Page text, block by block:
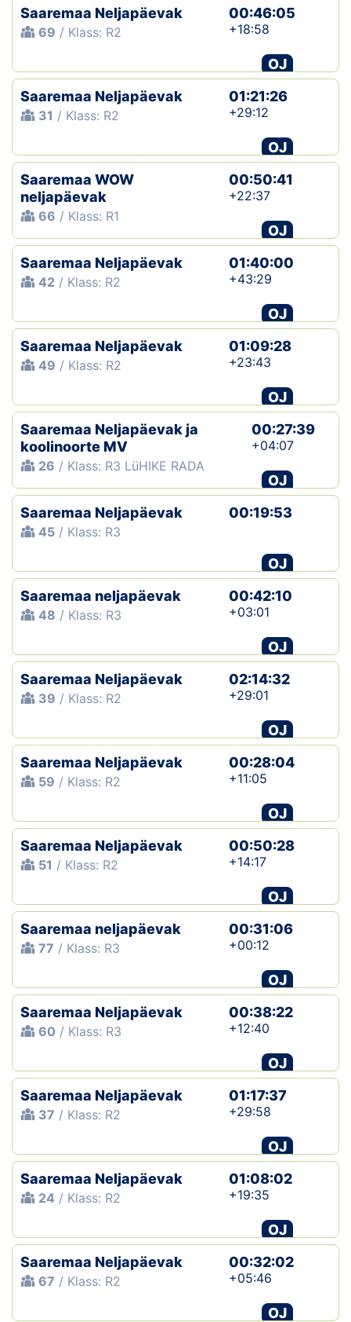
Saaremaa Neljapäevak
69 / Klass: R2
00:46:05
+18:58
OJ
Saaremaa Neljapäevak
31 / Klass: R2
01:21:26
+29:12
OJ
Saaremaa WOW
neljapäevak
66 / Klass: R1
00:50:41
+22:37
OJ
Saaremaa Neljapäevak
42 / Klass: R2
01:40:00
+43:29
OJ
Saaremaa Neljapäevak
49 / Klass: R2
01:09:28
+23:43
OJ
Saaremaa Neljapäevak ja
koolinoorte MV
26 / Klass: R3 LüHIKE RADA
00:27:39
+04:07
OJ
Saaremaa Neljapäevak
45 / Klass: R3
00:19:53
OJ
Saaremaa neljapäevak
48 / Klass: R3
00:42:10
+03:01
OJ
Saaremaa Neljapäevak
39 / Klass: R2
02:14:32
+29:01
OJ
Saaremaa Neljapäevak
59 / Klass: R2
00:28:04
+11:05
OJ
Saaremaa Neljapäevak
51 / Klass: R2
00:50:28
+14:17
OJ
Saaremaa neljapäevak
77 / Klass: R3
00:31:06
+00:12
OJ
Saaremaa Neljapäevak
60 / Klass: R3
00:38:22
+12:40
OJ
Saaremaa Neljapäevak
37 / Klass: R2
01:17:37
+29:58
OJ
Saaremaa Neljapäevak
24 / Klass: R2
01:08:02
+19:35
OJ
Saaremaa Neljapäevak
67 / Klass: R2
00:32:02
+05:46
OJ